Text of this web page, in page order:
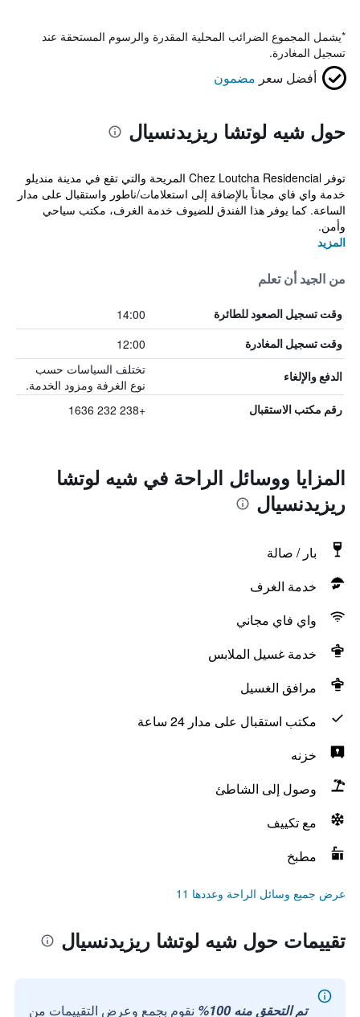
*يشمل المجموع الضرائب المحلية المقدرة والرسوم المستحقة عند
تسجيل المغادرة.
أفضل سعر مضمون
حول شيه لوتشا ريزيدنسيال
توفر Chez Loutcha Residencial المريحة والتي تقع في مدينة منديلو
خدمة واي فاي مجاناً بالإضافة إلى استعلامات/ناطور واستقبال على مدار
الساعة. كما يوفر هذا الفندق للضيوف خدمة الغرف، مكتب سياحي
وأمن.
المزيد
من الجيد أن تعلم
وقت تسجيل الصعود للطائرة 14:00
وقت تسجيل المغادرة 12:00
الدفع والإلغاء
تختلف السياسات حسب
نوع الغرفة ومزود الخدمة.
رقم مكتب الاستقبال +238 232 1636
المزايا ووسائل الراحة في شيه لوتشا
ريزيدنسيال
بار / صالة
خدمة الغرف
واي فاي مجاني
خدمة غسيل الملابس
مرافق الغسيل
مكتب استقبال على مدار 24 ساعة
خزنه
وصول إلى الشاطئ
مع تكييف
مطبخ
عرض جميع وسائل الراحة وعددها 11
تقييمات حول شيه لوتشا ريزيدنسيال
تم التحقق منه 100% نقوم بجمع وعرض التقييمات من